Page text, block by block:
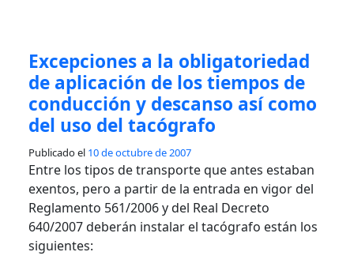
Excepciones a la obligatoriedad
de aplicación de los tiempos de
conducción y descanso así como
del uso del tacógrafo
Publicado el 10 de octubre de 2007
Entre los tipos de transporte que antes estaban
exentos, pero a partir de la entrada en vigor del
Reglamento 561/2006 y del Real Decreto
640/2007 deberán instalar el tacógrafo están los
siguientes: